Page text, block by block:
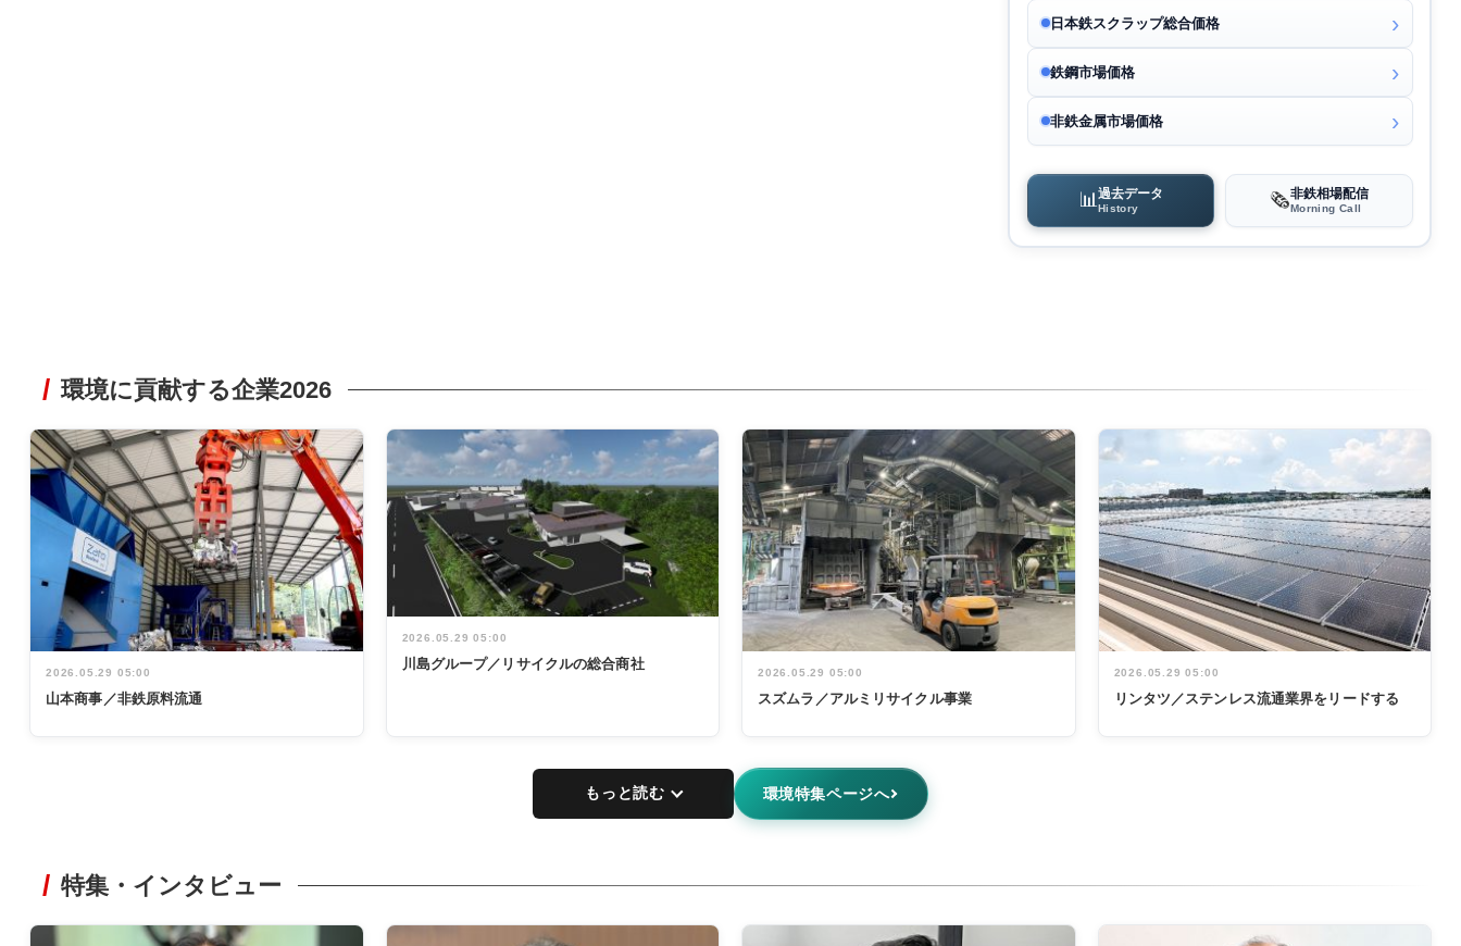
日本鉄スクラップ総合価格
鉄鋼市場価格
非鉄金属市場価格
📊 過去データ
History 🗞️非鉄相場配信
Morning Call
環境に貢献する企業2026
2026.05.29 05:00
山本商事／非鉄原料流通
2026.05.29 05:00
川島グループ／リサイクルの総合商社
2026.05.29 05:00
スズムラ／アルミリサイクル事業
2026.05.29 05:00
リンタツ／ステンレス流通業界をリードする
もっと読む 環境特集ページへ
特集・インタビュー